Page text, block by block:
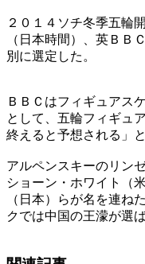
２０１４ソチ冬季五輪
（日本時間）、英ＢＢ
別に選定した。
ＢＢＣはフィギュアス
として、五輪フィギュ
終えると予想される」
アルペンスキーのリン
ショーン・ホワイト（
（日本）らが名を連ね
クでは中国の王濛が選ば